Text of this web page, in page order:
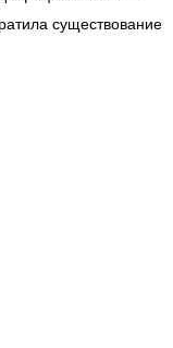
существование